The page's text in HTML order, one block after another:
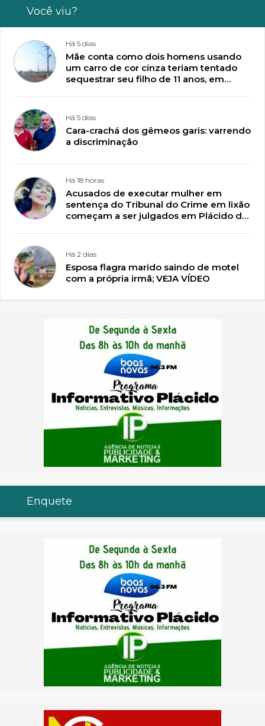
Você viu?
Há 5 dias
Mãe conta como dois homens usando
um carro de cor cinza teriam tentado
sequestrar seu filho de 11 anos, em
Há 5 dias
Cara-crachá dos gêmeos garis: varrendo
a discriminação
Há 18 horas
Acusados de executar mulher em
sentença do Tribunal do Crime em lixão
começam a ser julgados em Plácido de
Há 2 dias
Esposa flagra marido saindo de motel
com a própria irmã; VEJA VÍDEO
Enquete